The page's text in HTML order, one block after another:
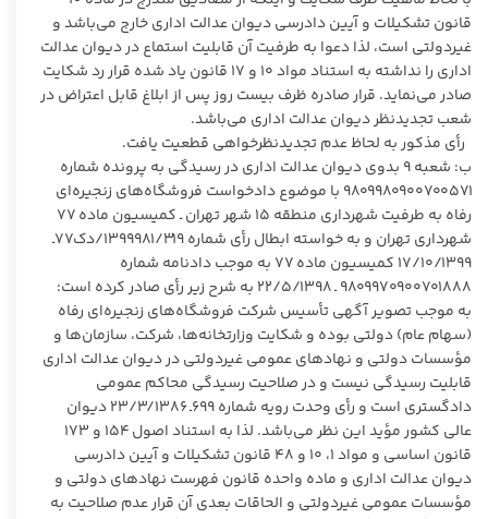
قانون تشکیلات و آیین دادرسی دیوان عدالت اداری خارج می‌باشد و
غیردولتی است، لذا دعوا به طرفیت آن قابلیت استماع در دیوان عدالت
اداری را نداشته به استناد مواد ۱۰ و ۱۷ قانون یاد شده قرار رد شکایت
صادر می‌نماید. قرار صادره ظرف بیست روز پس از ابلاغ قابل اعتراض در
شعب تجدیدنظر دیوان عدالت اداری می‌باشد.
رأی مذکور به لحاظ عدم تجدیدنظرخواهی قطعیت یافت.
ب: شعبه ۹ بدوی دیوان عدالت اداری در رسیدگی به پرونده شماره
۹۸۰۹۹۸۰۹۰۰۷۰۰۵۷۱ با موضوع دادخواست فروشگاه‌های زنجیره‌ای
رفاه به طرفیت شهرداری منطقه ۱۵ شهر تهران ـ کمیسیون ماده ۷۷
شهرداری تهران و به خواسته ابطال رأی شماره ۱۳۹۹۹۸۱/۳۱۹/دک۷۷ـ
۱۷/۱۰/۱۳۹۹ کمیسیون ماده ۷۷ به موجب دادنامه شماره
۹۸۰۹۹۷۰۹۰۰۷۰۱۸۸۸ ـ ۲۲/۵/۱۳۹۸ به شرح زیر رأی صادر کرده است:
به موجب تصویر آگهی تأسیس شرکت فروشگاه‌های زنجیره‌ای رفاه
(سهام عام) دولتی بوده و شکایت وزارتخانه‌ها، شرکت، سازمان‌ها و
مؤسسات دولتی و نهادهای عمومی غیردولتی در دیوان عدالت اداری
قابلیت رسیدگی نیست و در صلاحیت رسیدگی محاکم عمومی
دادگستری است و رأی وحدت رویه شماره ۶۹۹ـ ۲۳/۳/۱۳۸۶ دیوان
عالی کشور مؤید این نظر می‌باشد. لذا به استناد اصول ۱۵۴ و ۱۷۳
قانون اساسی و مواد ۱، ۱۰ و ۴۸ قانون تشکیلات و آیین دادرسی
دیوان عدالت اداری و ماده واحده قانون فهرست نهادهای دولتی و
مؤسسات عمومی غیردولتی و الحاقات بعدی آن قرار عدم صلاحیت به